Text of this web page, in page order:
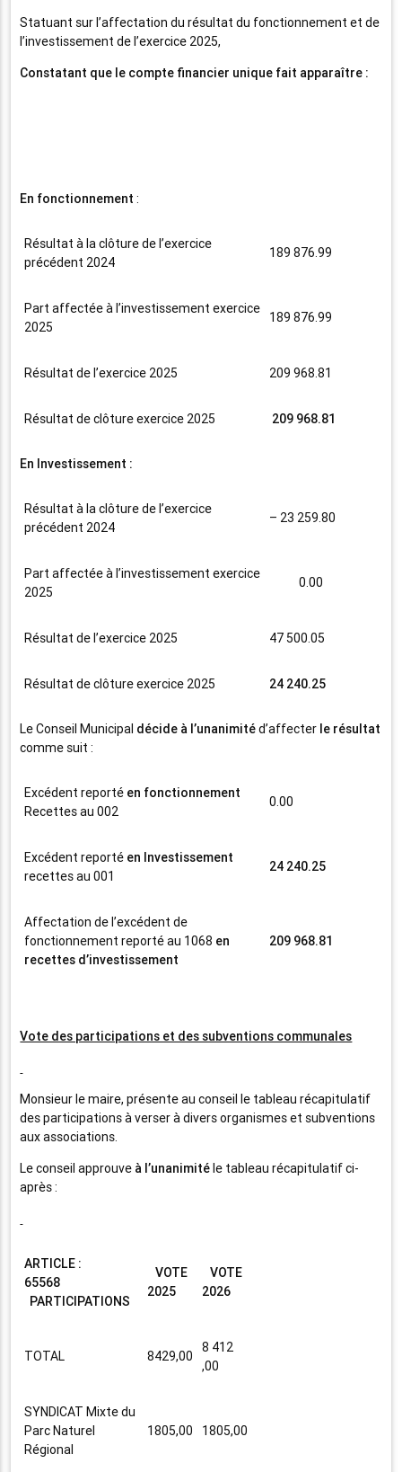
Statuant sur l’affectation du résultat du fonctionnement et de
l’investissement de l’exercice 2025,
Constatant que le compte financier unique fait apparaître :
En fonctionnement :
Résultat à la clôture de l’exercice
précédent 2024
189 876.99
Part affectée à l’investissement exercice
2025
189 876.99
Résultat de l’exercice 2025 209 968.81
Résultat de clôture exercice 2025 209 968.81
En Investissement :
Résultat à la clôture de l’exercice
précédent 2024
– 23 259.80
Part affectée à l’investissement exercice
2025
0.00
Résultat de l’exercice 2025 47 500.05
Résultat de clôture exercice 2025 24 240.25
Le Conseil Municipal décide à l’unanimitéd’affecter le résultat
comme suit :
Excédent reporté en fonctionnement
Recettes au 002
0.00
Excédent reporté en Investissement
recettes au 001
24 240.25
Affectation de l’excédent de
fonctionnement reporté au 1068 en
recettes d’investissement
209 968.81
Vote des participations et des subventions communales
Monsieur le maire, présente au conseil le tableau récapitulatif
des participations à verser à divers organismes et subventions
aux associations.
Le conseil approuve à l’unanimitéle tableau récapitulatif ci-
après :
ARTICLE :
65568
PARTICIPATIONS
VOTE
2025
VOTE
2026
TOTAL 8429,00
8 412
,00
SYNDICAT Mixte du
Parc Naturel
Régional
1805,00 1805,00